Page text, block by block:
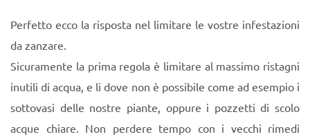
Perfetto ecco la risposta nel limitare le vostre infestazioni
da zanzare.
Sicuramente la prima regola è limitare al massimo ristagni
inutili di acqua, e li dove non è possibile come ad esempio i
sottovasi delle nostre piante, oppure i pozzetti di scolo
acque chiare. Non perdere tempo con i vecchi rimedi